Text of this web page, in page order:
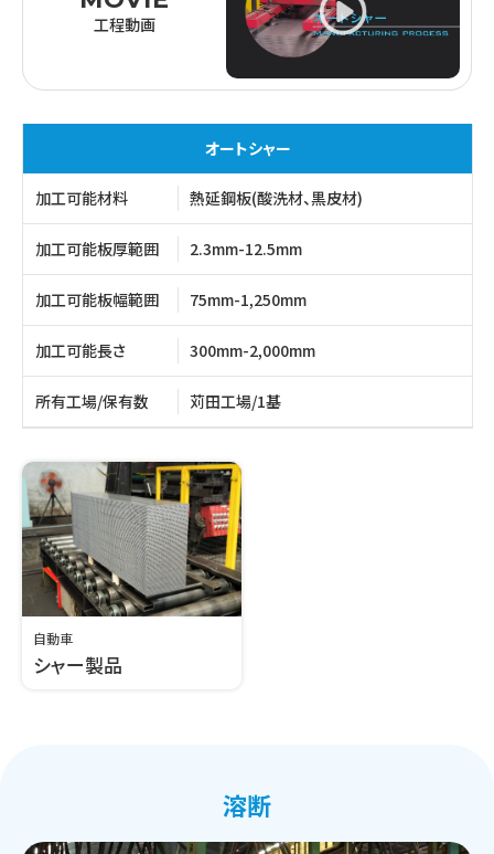
工程動画
オートシャー
加工可能材料 熱延鋼板(酸洗材、黒皮材)
加工可能板厚範囲 2.3mm-12.5mm
加工可能板幅範囲 75mm-1,250mm
加工可能長さ 300mm-2,000mm
所有工場/保有数 苅田工場/1基
自動車
シャー製品
溶断